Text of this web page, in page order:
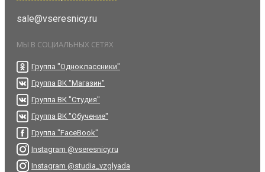
sale@vseresnicy.ru
МЫ В СОЦИАЛЬНЫХ СЕТЯХ
Группа "Одноклассники"
Группа ВК "Магазин"
Группа ВК "Студия"
Группа ВК "Обучение"
Группа "FaceBook"
Instagram @vseresnicy.ru
Instagram @studia_vzglyada